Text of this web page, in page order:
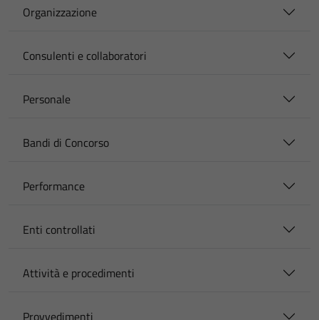
Organizzazione
Consulenti e collaboratori
Personale
Bandi di Concorso
Performance
Enti controllati
Attività e procedimenti
Provvedimenti